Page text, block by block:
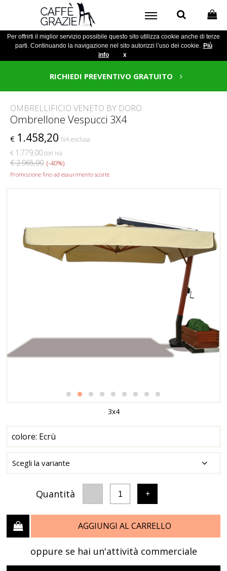
Per offrirti il miglior servizio possibile questo sito utilizza cookie anche di terze
parti. Continuando la navigazione nel sito autorizzi l’uso dei cookie. Più
info
x
RICHIEDI PREVENTIVO GRATUITO
OMBRELLIFICIO VENETO BY DORO
Ombrellone Vespucci 3X4
€ 1.458,20 IVA esclusa
€ 1.779,00con iva
€ 2.965,00 (-40%)
Promozione fino ad esaurimento scorte
3x4
colore: Ecrù
Quantità 1 +
AGGIUNGI AL CARRELLO
oppure se hai un'attività commerciale